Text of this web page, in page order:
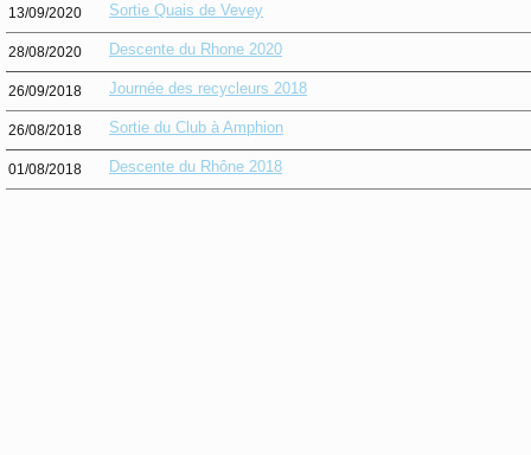
13/09/2020 Sortie Quais de Vevey
28/08/2020 Descente du Rhone 2020
26/09/2018 Journée des recycleurs 2018
26/08/2018 Sortie du Club à Amphion
01/08/2018 Descente du Rhône 2018